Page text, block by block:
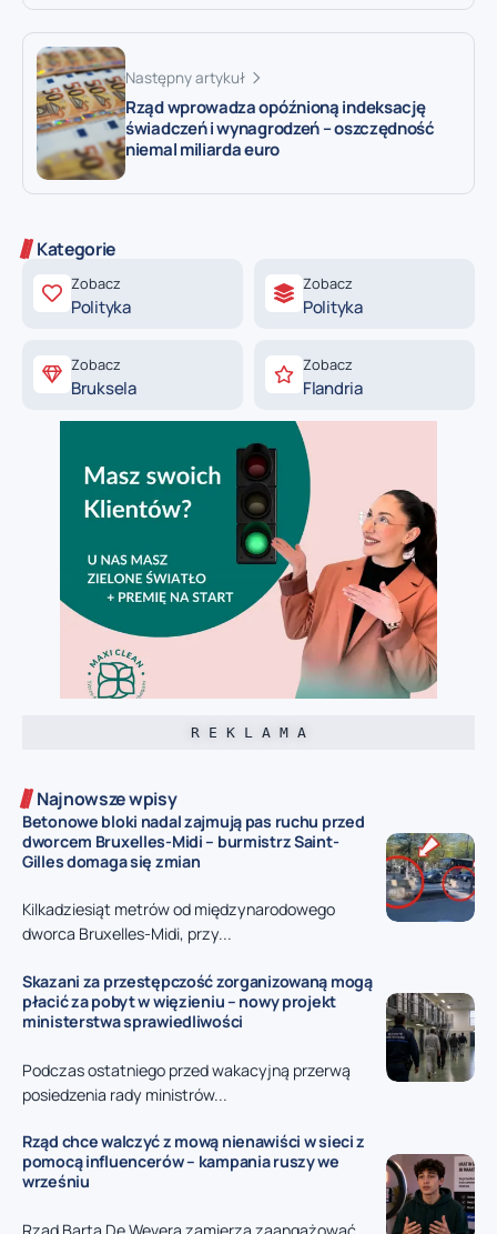
Następny artykuł
Rząd wprowadza opóźnioną indeksację
świadczeń i wynagrodzeń – oszczędność
niemal miliarda euro
Kategorie
Zobacz
Polityka
Zobacz
Polityka
Zobacz
Bruksela
Zobacz
Flandria
R E K L A M A
Najnowsze wpisy
Betonowe bloki nadal zajmują pas ruchu przed
dworcem Bruxelles-Midi – burmistrz Saint-
Gilles domaga się zmian
Kilkadziesiąt metrów od międzynarodowego
dworca Bruxelles-Midi, przy...
Skazani za przestępczość zorganizowaną mogą
płacić za pobyt w więzieniu – nowy projekt
ministerstwa sprawiedliwości
Podczas ostatniego przed wakacyjną przerwą
posiedzenia rady ministrów...
Rząd chce walczyć z mową nienawiści w sieci z
pomocą influencerów – kampania ruszy we
wrześniu